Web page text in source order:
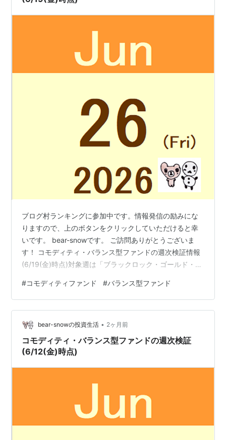
ブログ村ランキングに参加中です。情報発信の励みにな
りますので、上のボタンをクリックしていただけると幸
いです。 bear-snowです。 ご訪問ありがとうございま
す！ コモディティ・バランス型ファンドの週次検証情報
(6/19(金)時点)対象週は「ブラックロック・ゴールド・フ
グ(6/15(月)～6/19(金)) 1位 +8.77% ブラックロック・ゴ
ールド・ファンド 2位 +4.31% SBI・ｉシェアーズ・ゴー
ルドファンド(為替ヘッジなし) 3位 +3.96% ピクテ・ゴ
ールド(為替ヘッジあり) 4位 +3.05% My個人資産(実現損
益) …
#コモディティファンド #バランス型ファンド
bear-snowの投資生活 • 2ヶ月前
コモディティ・バランス型ファンドの週次検証
(6/12(金)時点)